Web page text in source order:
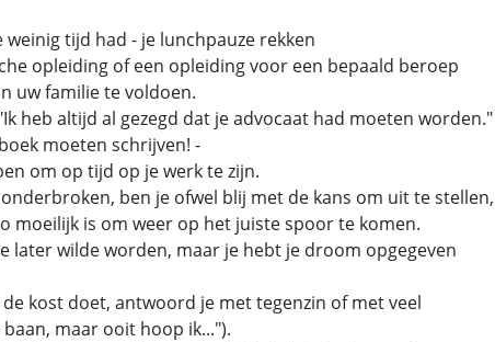
tijd had - je lunchpauze rekken
opleiding of een opleiding voor een bepaald beroep
uw familie te voldoen.
heb altijd al gezegd dat je advocaat had moeten worden."
moeten schrijven! -
om op tijd op je werk te zijn.
ben je ofwel blij met de kans om uit te stellen,
moeilijk is om weer op het juiste spoor te komen.
later wilde worden, maar je hebt je droom opgegeven
kost doet, antwoord je met tegenzin of met veel
maar ooit hoop ik...").